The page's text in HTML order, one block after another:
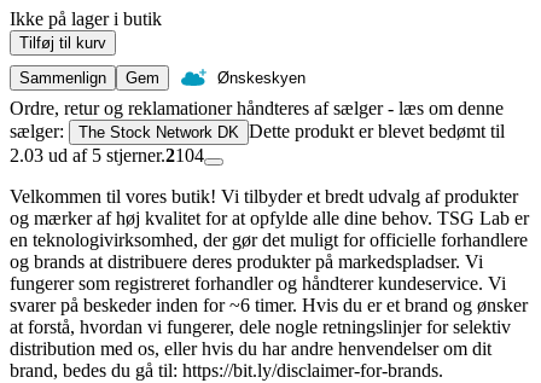
Ikke på lager i butik
Tilføj til kurv
Sammenlign
Gem Ønskeskyen
Ordre, retur og reklamationer håndteres af sælger - læs om denne
sælger:
The Stock Network DK Dette produkt er blevet bedømt til
2.03 ud af 5 stjerner.2104
Velkommen til vores butik! Vi tilbyder et bredt udvalg af produkter
og mærker af høj kvalitet for at opfylde alle dine behov. TSG Lab er
en teknologivirksomhed, der gør det muligt for officielle forhandlere
og brands at distribuere deres produkter på markedspladser. Vi
fungerer som registreret forhandler og håndterer kundeservice. Vi
svarer på beskeder inden for ~6 timer. Hvis du er et brand og ønsker
at forstå, hvordan vi fungerer, dele nogle retningslinjer for selektiv
distribution med os, eller hvis du har andre henvendelser om dit
brand, bedes du gå til: https://bit.ly/disclaimer-for-brands.